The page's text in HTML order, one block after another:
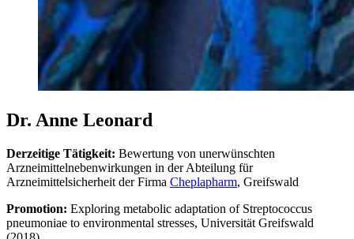
Dr. Anne Leonard
Derzeitige Tätigkeit: Bewertung von unerwünschten
Arzneimittelnebenwirkungen in der Abteilung für
Arzneimittelsicherheit der Firma Cheplapharm, Greifswald
Promotion: Exploring metabolic adaptation of Streptococcus
pneumoniae to environmental stresses, Universität Greifswald